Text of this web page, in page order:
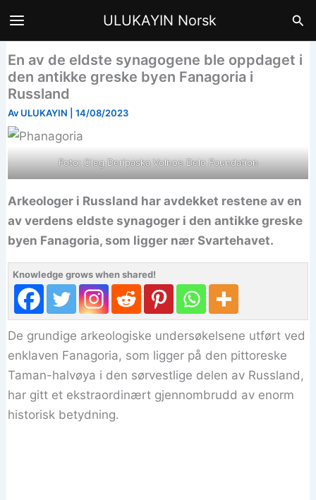
ULUKAYIN Norsk Søk
En av de eldste synagogene ble oppdaget i
den antikke greske byen Fanagoria i
Russland
Av ULUKAYIN |14/08/2023
Foto: Oleg Deripaska Volnoe Delo Foundation
Arkeologer i Russland har avdekket restene av en
av verdens eldste synagoger i den antikke greske
byen Fanagoria, som ligger nær Svartehavet.
Knowledge grows when shared!
De grundige arkeologiske undersøkelsene utført ved
enklaven Fanagoria, som ligger på den pittoreske
Taman-halvøya i den sørvestlige delen av Russland,
har gitt et ekstraordinært gjennombrudd av enorm
historisk betydning.